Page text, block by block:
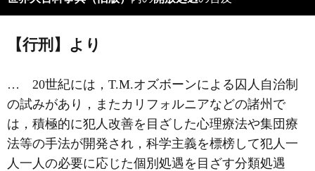
【行刑】より
… 20世紀には， T.M.オズボーンによる囚人自治制
の試みがあり，またカリフォルニアなどの諸州で
は，積極的に犯人改善を目ざした心理療法や集団療
法等の手法が開発され，科学主義を標榜して犯人一
人一人の必要に応じた個別処遇を目ざす分類処遇